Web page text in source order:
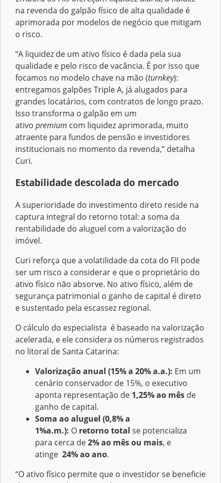
na revenda do galpão físico de alta qualidade é
aprimorada por modelos de negócio que mitigam
o risco.
“A liquidez de um ativo físico é dada pela sua
qualidade e pelo risco de vacância. É por isso que
focamos no modelo chave na mão (turnkey):
entregamos galpões Triple A, já alugados para
grandes locatários, com contratos de longo prazo.
Isso transforma o galpão em um
ativo premium com liquidez aprimorada, muito
atraente para fundos de pensão e investidores
institucionais no momento da revenda,” detalha
Curi.
Estabilidade descolada do mercado
A superioridade do investimento direto reside na
captura integral do retorno total: a soma da
rentabilidade do aluguel com a valorização do
imóvel.
Curi reforça que a volatilidade da cota do FII pode
ser um risco a considerar e que o proprietário do
ativo físico não absorve. No ativo físico, além de
segurança patrimonial o ganho de capital é direto
e sustentado pela escassez regional.
O cálculo do especialista é baseado na valorização
acelerada, e ele considera os números registrados
no litoral de Santa Catarina:
Valorização anual (15% a 20% a.a.): Em um
cenário conservador de 15%, o executivo
aponta representação de 1,25% ao mês de
ganho de capital.
Soma ao aluguel (0,8% a
1%a.m.): O retorno total se potencializa
para cerca de2% ao mês ou mais, e
atinge 24% ao ano.
“O ativo físico permite que o investidor se beneficie